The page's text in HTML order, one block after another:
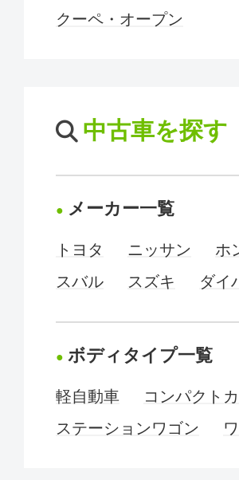
クーペ・オープン
中古車を探す
メーカー一覧
トヨタ ニッサン ホ
スバル
スズキ ダイ
ボディタイプ一覧
軽自動車 コンパクト
ステーションワゴン